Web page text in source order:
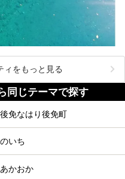
ィをもっと見る
同じテーマで探す
後免なはり後免町
のいち
あかおか